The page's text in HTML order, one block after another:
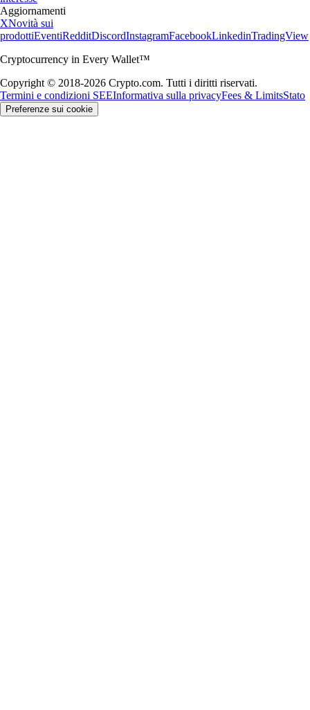
Aggiornamenti
XNovità sui
prodottiEventiRedditDiscordInstagramFacebookLinkedinTradingView
Cryptocurrency in Every Wallet™
Copyright © 2018-2026 Crypto.com. Tutti i diritti riservati.
Termini e condizioni SEEInformativa sulla privacyFees & LimitsStato
Preferenze sui cookie